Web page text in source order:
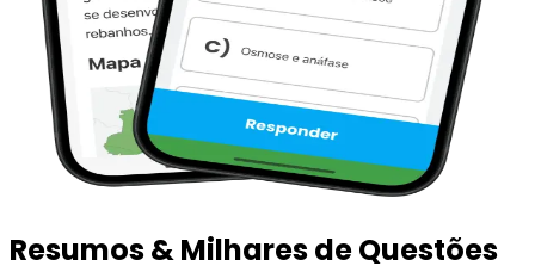
Resumos & Milhares de Questões